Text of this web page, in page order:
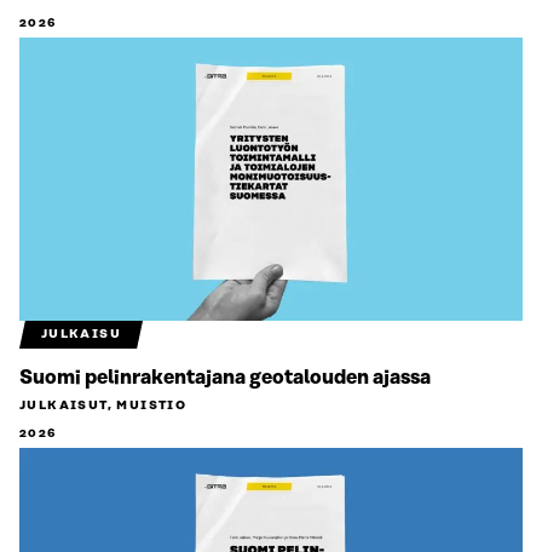
2026
JULKAISU
Suomi pelinrakentajana geotalouden ajassa
JULKAISUT, MUISTIO
2026